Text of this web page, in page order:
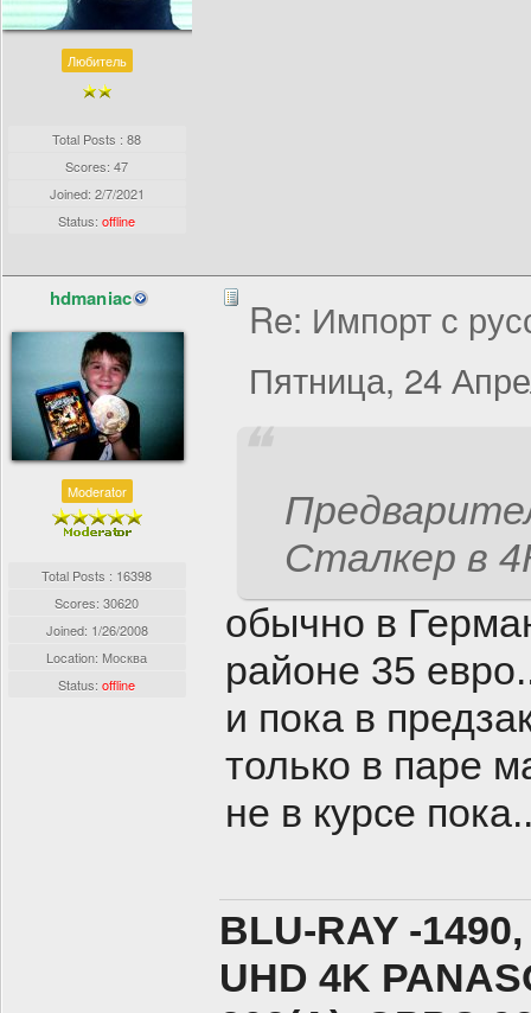
Любитель
Total Posts : 88
Scores: 47
Joined: 2/7/2021
Status:offline
hdmaniac
Moderator
Total Posts : 16398
Scores: 30620
Joined: 1/26/2008
Location: Москва
Status:offline
Re: Импорт с
Пятница, 24
Сталкер в
обычно в
районе 35
и пока в
только в паре
не в курсе
BLU-RAY -
UHD 4K